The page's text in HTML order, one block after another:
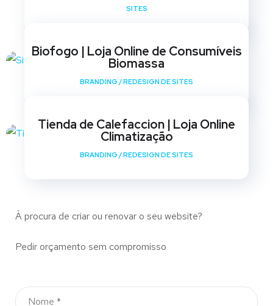
SITES
Biofogo | Loja Online de Consumíveis
Biomassa
BRANDING /REDESIGN DE SITES
Tienda de Calefaccion | Loja Online
Climatização
BRANDING /REDESIGN DE SITES
À procura de criar ou renovar o seu website?
Pedir orçamento sem compromisso